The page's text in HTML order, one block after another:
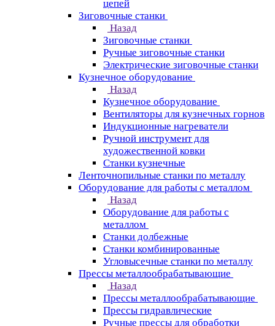
цепей
Зиговочные станки
Назад
Зиговочные станки
Ручные зиговочные станки
Электрические зиговочные станки
Кузнечное оборудование
Назад
Кузнечное оборудование
Вентиляторы для кузнечных горнов
Индукционные нагреватели
Ручной инструмент для
художественной ковки
Станки кузнечные
Ленточнопильные станки по металлу
Оборудование для работы с металлом
Назад
Оборудование для работы с
металлом
Станки долбежные
Станки комбинированные
Угловысечные станки по металлу
Прессы металлообрабатывающие
Назад
Прессы металлообрабатывающие
Прессы гидравлические
Ручные прессы для обработки